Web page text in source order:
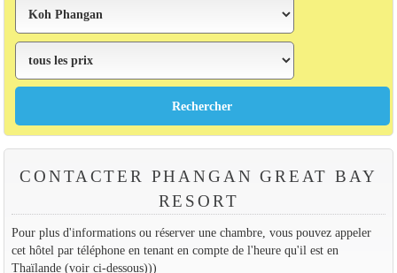
CONTACTER PHANGAN GREAT BAY
RESORT
Pour plus d'informations ou réserver une chambre, vous pouvez appeler
cet hôtel par téléphone en tenant en compte de l'heure qu'il est en
Thaïlande (voir ci-dessous)))